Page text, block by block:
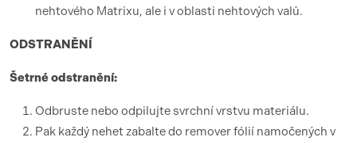
nehtového Matrixu, ale i v oblasti nehtových valů.
ODSTRANĚNÍ
Šetrné odstranění:
Odbruste nebo odpilujte svrchní vrstvu materiálu.
Pak každý nehet zabalte do remover fólií namočených v